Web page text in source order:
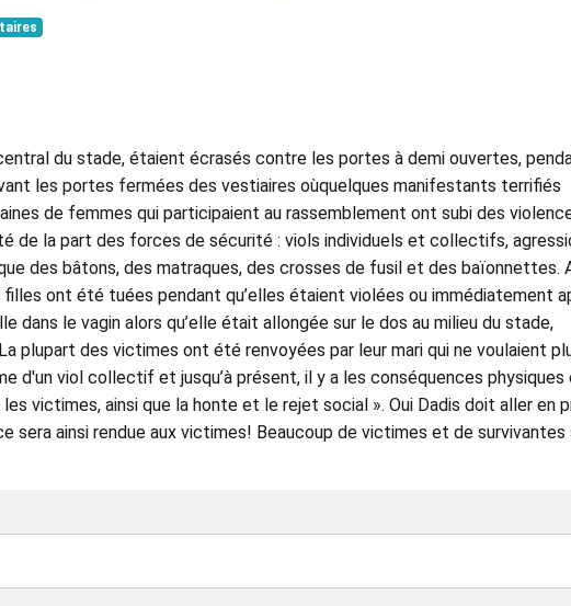
du stade, étaient écrasés contre les portes à demi ouvertes,
les portes fermées des vestiaires oùquelques manifestants terrifiés
de femmes qui participaient au rassemblement ont subi des
de la part des forces de sécurité : viols individuels et collectifs,
des bâtons, des matraques, des crosses de fusil et des baïonnettes.
ont été tuées pendant qu’elles étaient violées ou immédiatement
dans le vagin alors qu’elle était allongée sur le dos au milieu du stade,
plupart des victimes ont été renvoyées par leur mari qui ne voulaient
d'un viol collectif et jusqu’à présent, il y a les conséquences physiques
victimes, ainsi que la honte et le rejet social ». Oui Dadis doit aller en
sera ainsi rendue aux victimes! Beaucoup de victimes et de survivantes